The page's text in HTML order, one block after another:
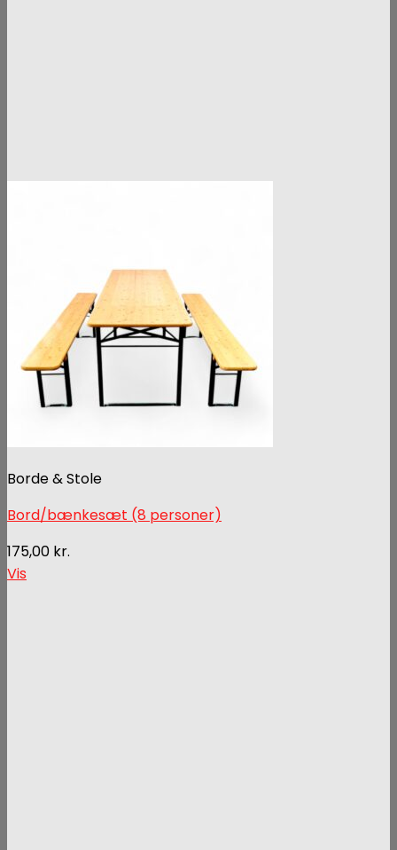
Borde & Stole
Bord/bænkesæt (8 personer)
175,00 kr.
Vis